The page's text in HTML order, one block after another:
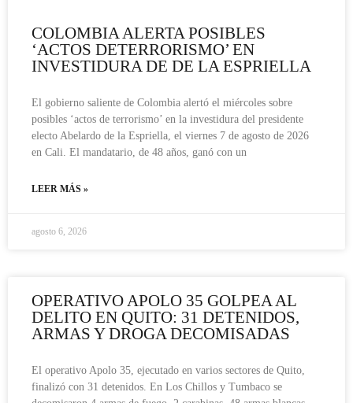
COLOMBIA ALERTA POSIBLES
‘ACTOS DETERRORISMO’ EN
INVESTIDURA DE DE LA ESPRIELLA
El gobierno saliente de Colombia alertó el miércoles sobre
posibles ‘actos de terrorismo’ en la investidura del presidente
electo Abelardo de la Espriella, el viernes 7 de agosto de 2026
en Cali. El mandatario, de 48 años, ganó con un
LEER MÁS »
agosto 6, 2026
OPERATIVO APOLO 35 GOLPEA AL
DELITO EN QUITO: 31 DETENIDOS,
ARMAS Y DROGA DECOMISADAS
El operativo Apolo 35, ejecutado en varios sectores de Quito,
finalizó con 31 detenidos. En Los Chillos y Tumbaco se